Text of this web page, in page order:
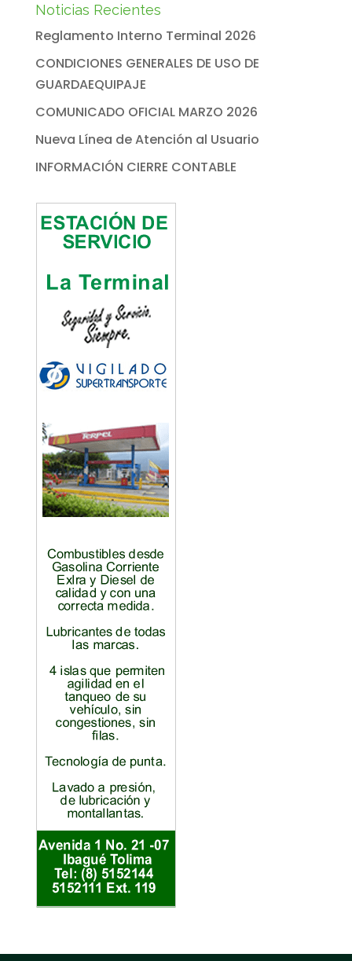
Noticias Recientes
Reglamento Interno Terminal 2026
CONDICIONES GENERALES DE USO DE
GUARDAEQUIPAJE
COMUNICADO OFICIAL MARZO 2026
Nueva Línea de Atención al Usuario
INFORMACIÓN CIERRE CONTABLE